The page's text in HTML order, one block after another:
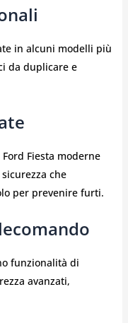
in alcuni modelli più
da duplicare e
Fiesta moderne
che
per prevenire furti.
funzionalità di
avanzati,